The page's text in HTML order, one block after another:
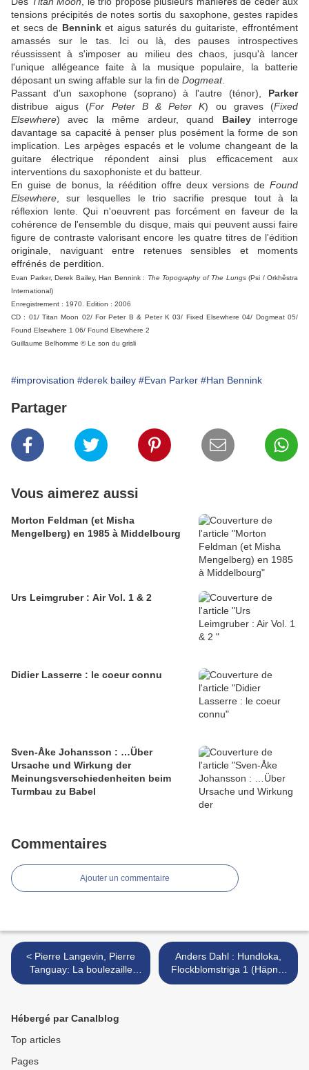
tensions précipités de notes sortis du saxophone, gestes rapides
et secs de Benninket aigus saturés du guitariste, effrontément
amassés sur le tas. Ici ou là, des pauses introspectives
réussissent à s'imposer au milieu des chaos, jusqu'à lancer
l'unique allégeance faite à la musique populaire, la batterie
déposant un swing affable sur la fin de Dogmeat.
Passant d'un saxophone (soprano) à l'autre (ténor), Parker
distribue aigus (For Peter B & Peter K) ou graves (Fixed
Elsewhere) avec la même ardeur, quand Baileyinterroge
davantage sa capacité à penser plus posément la forme de son
implication. Les arpèges espacés et le volume changeant de la
guitare électrique répondent ainsi plus efficacement aux
interventions du saxophoniste et du batteur.
En guise de bonus, la réédition offre deux versions de Found
Elsewhere , sur lesquelles le trio sacrifie presque tout à la
réflexion lente. Qui n'oeuvrent pas forcément en faveur de la
cohérence de l'ensemble du disque, mais qui peuvent aussi faire
figure de contraste valorisant encore les quatre titres de l'édition
originale, naviguant entre retenues sensibles et moments
effrénés de perdition.
Evan Parker, Derek Bailey, Han Bennink : The Topography of The Lungs(Psi / Orkhêstra
International)
Enregistrement : 1970. Edition : 2006
CD : 01/ Titan Moon 02/ For Peter B & Peter K 03/ Fixed Elsewhere 04/ Dogmeat 05/
Found Elsewhere 1 06/ Found Elsewhere 2
Guillaume Belhomme © Le son du grisli
#improvisation #derek bailey #Evan Parker #Han Bennink
Partager
Vous aimerez aussi
Morton Feldman (et Misha
Mengelberg) en 1985 à Middelbourg
Urs Leimgruber : Air Vol. 1 & 2
Didier Lasserre : le coeur connu
Sven-Åke Johansson : …Über
Ursache und Wirkung der
Meinungsverschiedenheiten beim
Turmbau zu Babel
Commentaires
Ajouter un commentaire
< Pierre Langevin, Pierre
Tanguay: La boulezaille
(Ambiances magnétiques -
Anders Dahl : Hundloka,
Flockblomstriga 1 (Häpna,
2006) >
Hébergé par Canalblog
Top articles
Pages